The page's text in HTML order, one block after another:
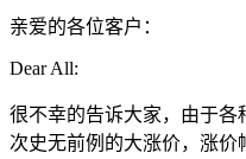
亲爱的各位客户：
Dear All:
很不幸的告诉大家，由于各
次史无前例的大涨价，涨价